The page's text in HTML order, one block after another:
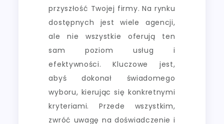
przyszłość Twojej firmy. Na rynku
dostępnych jest wiele agencji,
ale nie wszystkie oferują ten
sam poziom usług i
efektywności. Kluczowe jest,
abyś dokonał świadomego
wyboru, kierując się konkretnymi
kryteriami. Przede wszystkim,
zwróć uwagę na doświadczenie i